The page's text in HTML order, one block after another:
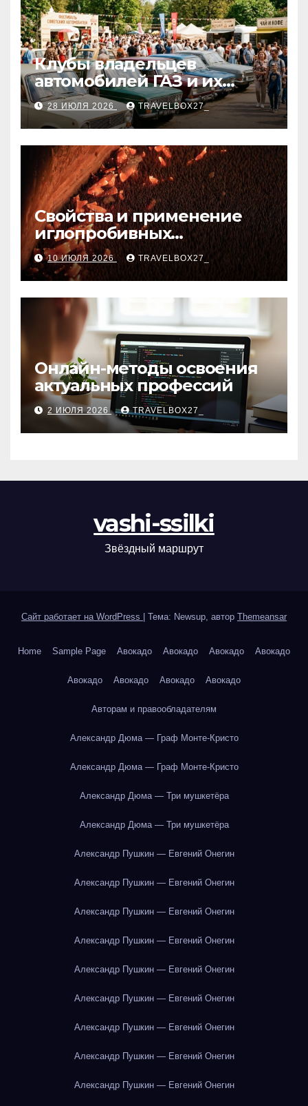
Клубы владельцев
автомобилей ГАЗ и их
мероприятия
28 ИЮЛЯ 2026 TRAVELBOX27_
Свойства и применение
иглопробивных
базальтовых огнеупорных
матов
10 ИЮЛЯ 2026 TRAVELBOX27_
Онлайн-методы освоения
актуальных профессий
2 ИЮЛЯ 2026 TRAVELBOX27_
vashi-ssilki
Звёздный маршрут
Сайт работает на WordPress Тема: Newsup, автор Themeansar
Home Sample Page Авокадо Авокадо Авокадо Авокадо
Авокадо Авокадо Авокадо Авокадо
Авторам и правообладателям
Александр Дюма — Граф Монте-Кристо
Александр Дюма — Граф Монте-Кристо
Александр Дюма — Три мушкетёра
Александр Дюма — Три мушкетёра
Александр Пушкин — Евгений Онегин
Александр Пушкин — Евгений Онегин
Александр Пушкин — Евгений Онегин
Александр Пушкин — Евгений Онегин
Александр Пушкин — Евгений Онегин
Александр Пушкин — Евгений Онегин
Александр Пушкин — Евгений Онегин
Александр Пушкин — Евгений Онегин
Александр Пушкин — Евгений Онегин